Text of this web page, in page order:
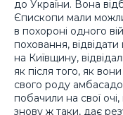
до України. Вона
Єпископи мали
в похороні одного
поховання,
на Київщину,
як після того, як
свого роду
побачили на свої
знову ж таки, дає